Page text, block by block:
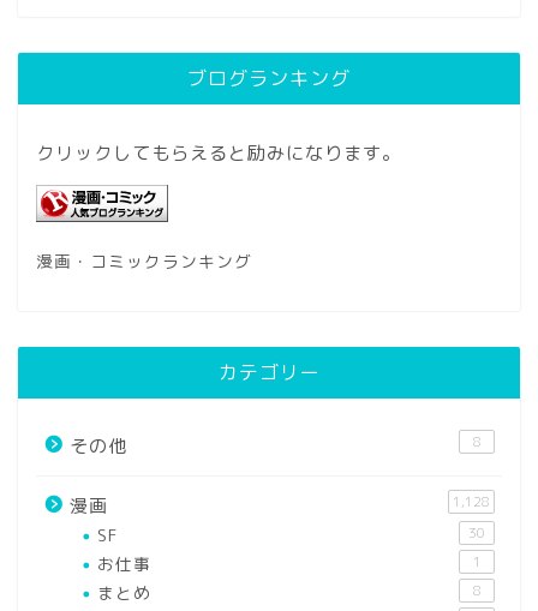
ブログランキング
クリックしてもらえると励みになります。
漫画・コミックランキング
カテゴリー
その他 8
漫画 1,128
SF 30
お仕事 1
まとめ 8